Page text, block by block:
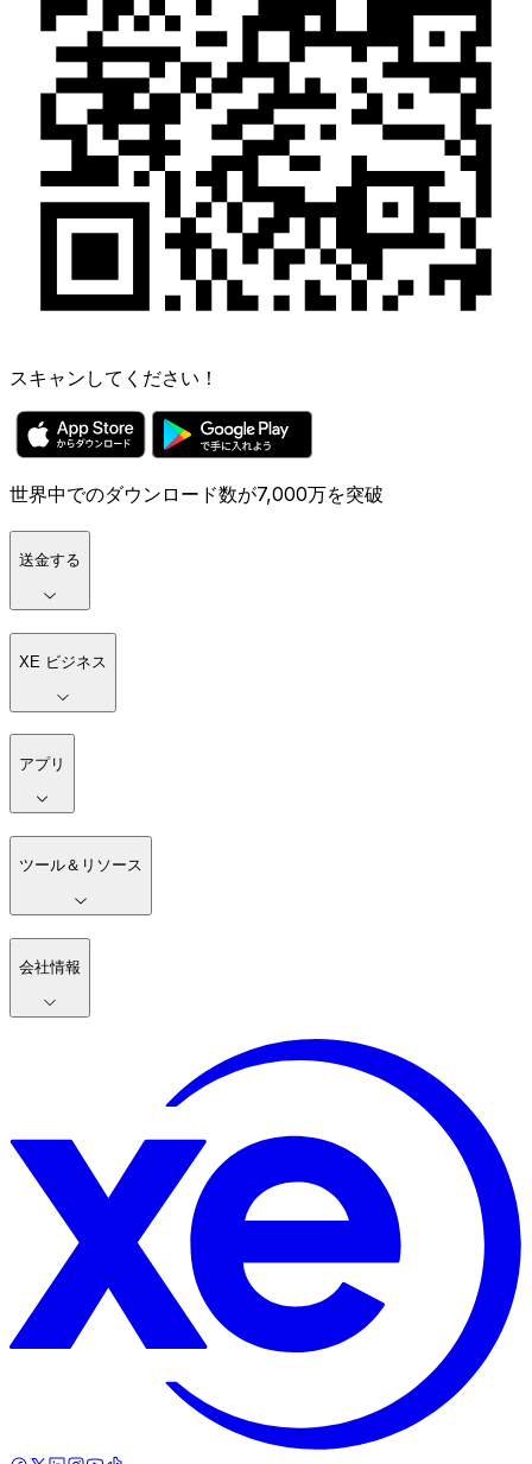
スキャンしてください！
世界中でのダウンロード数が7,000万を突破
送金する
XE ビジネス
アプリ
ツール＆リソース
会社情報